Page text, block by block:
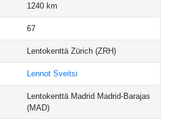
1240 km
67
Lentokenttä Zürich (ZRH)
Lennot Sveitsi
Lentokenttä Madrid Madrid-Barajas
(MAD)